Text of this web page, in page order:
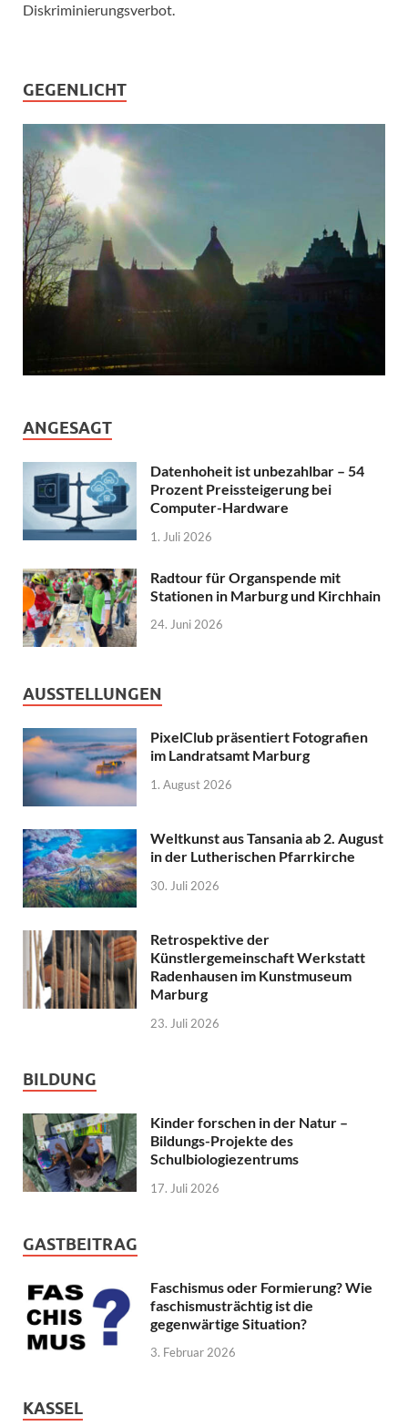
Diskriminierungsverbot.
GEGENLICHT
ANGESAGT
Datenhoheit ist unbezahlbar – 54
Prozent Preissteigerung bei
Computer-Hardware
1. Juli 2026
Radtour für Organspende mit
Stationen in Marburg und Kirchhain
24. Juni 2026
AUSSTELLUNGEN
PixelClub präsentiert Fotografien
im Landratsamt Marburg
1. August 2026
Weltkunst aus Tansania ab 2. August
in der Lutherischen Pfarrkirche
30. Juli 2026
Retrospektive der
Künstlergemeinschaft Werkstatt
Radenhausen im Kunstmuseum
Marburg
23. Juli 2026
BILDUNG
Kinder forschen in der Natur –
Bildungs-Projekte des
Schulbiologiezentrums
17. Juli 2026
GASTBEITRAG
Faschismus oder Formierung? Wie
faschismusträchtig ist die
gegenwärtige Situation?
3. Februar 2026
KASSEL